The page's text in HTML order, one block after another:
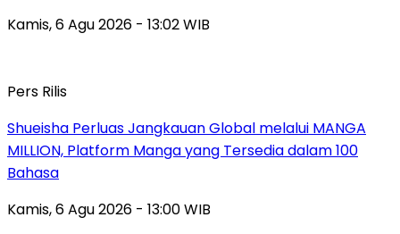
Kamis, 6 Agu 2026 - 13:02 WIB
Pers Rilis
Shueisha Perluas Jangkauan Global melalui MANGA
MILLION, Platform Manga yang Tersedia dalam 100
Bahasa
Kamis, 6 Agu 2026 - 13:00 WIB